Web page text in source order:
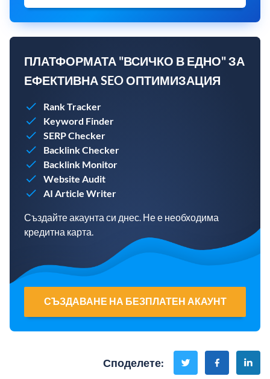
ПЛАТФОРМАТА "ВСИЧКО В ЕДНО" ЗА
ЕФЕКТИВНА SEO ОПТИМИЗАЦИЯ
Rank Tracker
Keyword Finder
SERP Checker
Backlink Checker
Backlink Monitor
Website Audit
AI Article Writer
Създайте акаунта си днес. Не е необходима
кредитна карта.
СЪЗДАВАНЕ НА БЕЗПЛАТЕН АКАУНТ
Споделете: